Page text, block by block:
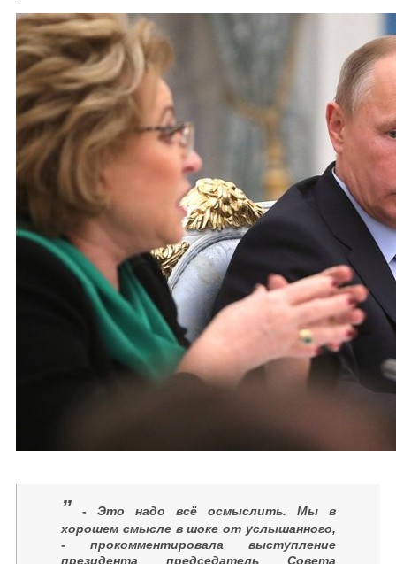
”
- Это надо всё осмыслить. Мы в
хорошем смысле в шоке от услышанного,
- прокомментировала выступление
президента председатель Совета